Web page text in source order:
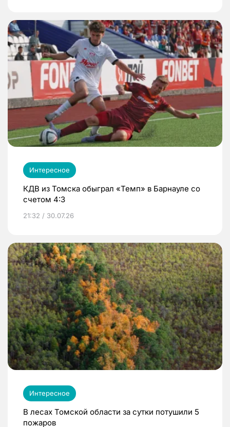
Интересное
КДВ из Томска обыграл «Темп» в Барнауле со
счетом 4:3
21:32 / 30.07.26
Интересное
В лесах Томской области за сутки потушили 5
пожаров